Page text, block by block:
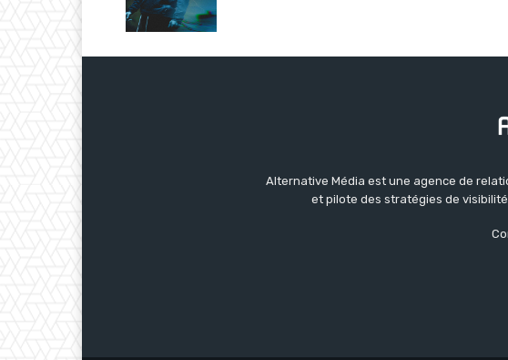
Alternative Média est une agence de
et pilote des stratégies de